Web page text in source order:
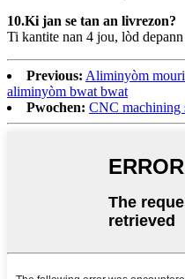
10.Ki jan se tan an livrezon?
Ti kantite nan 4 jou, lòd
Previous: Aliminyòm
aliminyòm bwat bwat
Pwochen: CNC machining